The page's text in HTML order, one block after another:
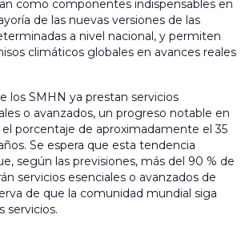
como componentes indispensables en
de las nuevas versiones de las
a nivel nacional, y permiten
climáticos globales en avances reales
los SMHN ya prestan servicios
o avanzados, un progreso notable en
porcentaje de aproximadamente el 35
Se espera que esta tendencia
según las previsiones, más del 90 % de
servicios esenciales o avanzados de
de que la comunidad mundial siga
servicios.